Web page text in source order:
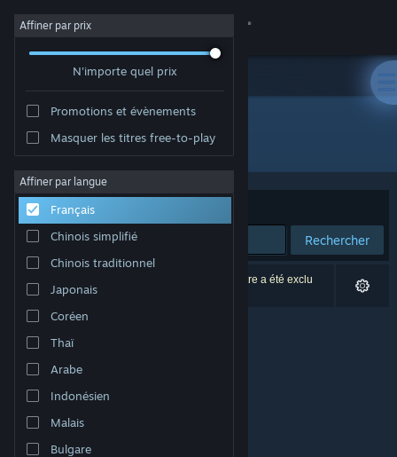
Se connecter
Magasin
À propos
Support
Changer la langue
Télécharger l'application mobile Steam
Voir version ordi. du site
Affiner par prix
N'importe quel prix
Promotions et évènements
Masquer les titres free-to-play
Affiner par langue
Français
Chinois simplifié
Chinois traditionnel
Japonais
Coréen
Thaï
Arabe
Indonésien
Malais
Bulgare
Développement : Opilio
Trier par Pertinence
Rechercher
0 résultats correspondent à votre recherche. 1 titre a été exclu
selon vos préférences.